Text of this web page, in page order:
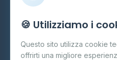
Carpi P.IVA
Dati forniti daMinistero
🍪 Utilizziamo i
Questo sito utilizza cookie
offrirti una migliore